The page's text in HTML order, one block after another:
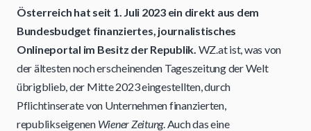
Österreich hat seit 1. Juli 2023 ein direkt aus dem
Bundesbudget finanziertes, journalistisches
Onlineportal im Besitz der Republik. WZ.at ist, was von
der ältesten noch erscheinenden Tageszeitung der Welt
übrigblieb, der Mitte 2023 eingestellten, durch
Pflichtinserate von Unternehmen finanzierten,
republikseigenen Wiener Zeitung. Auch das eine